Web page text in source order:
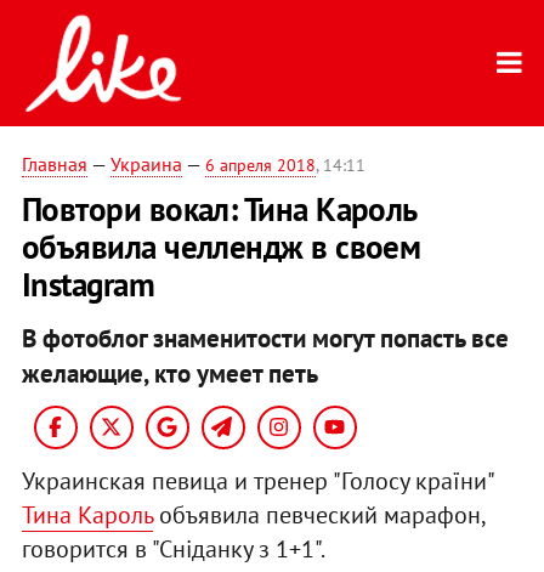
Главная — Украина — 6 апреля 2018, 14:11
Повтори вокал: Тина Кароль
объявила челлендж в своем
Instagram
В фотоблог знаменитости могут попасть все
желающие, кто умеет петь
Украинская певица и тренер "Голосу країни"
Тина Карольобъявила певческий марафон,
говорится в "Сніданку з 1+1".